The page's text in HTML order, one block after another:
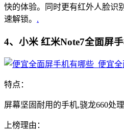
快的体验。同时更有红外人脸识
速解锁。 .
4、小米 红米Note7全面屏
特点：
屏幕坚固耐用的手机,骁龙660处
上榜理由：